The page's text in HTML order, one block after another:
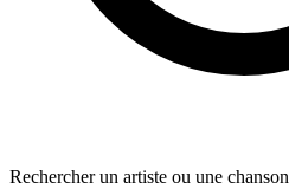
Rechercher un artiste ou une chanson